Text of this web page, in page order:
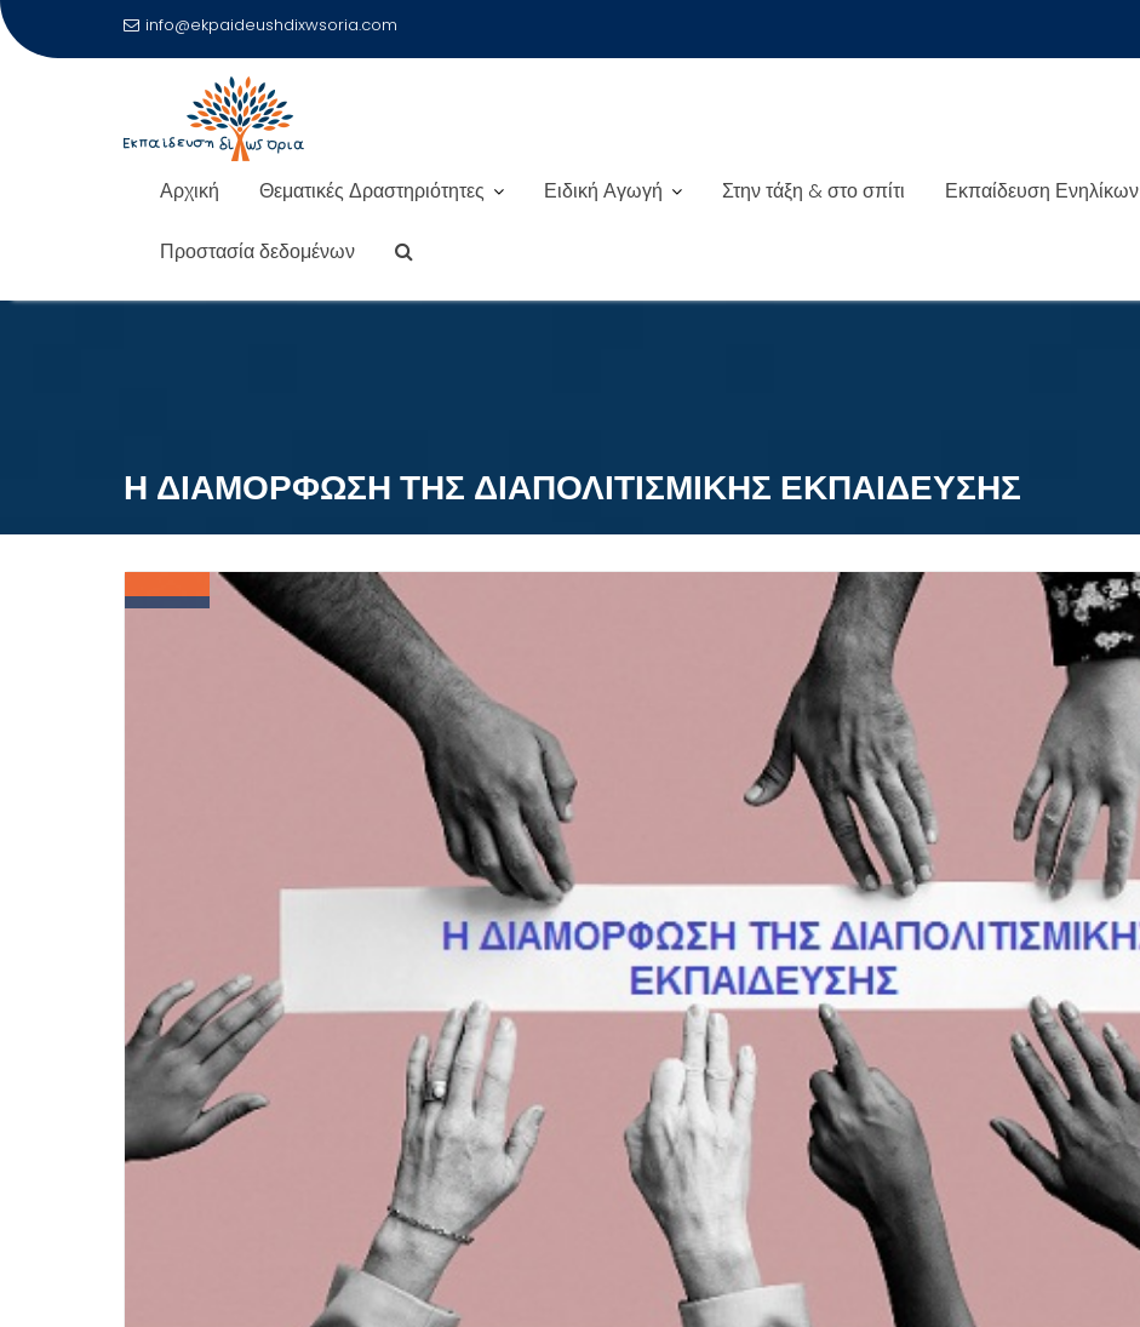
info@ekpaideushdixwsoria.com
Αρχική Θεματικές Δραστηριότητες Ειδική Αγωγή Στην τάξη & στο σπίτι Εκπαίδευση Ενηλίκων
Προστασία δεδομένων
Η ΔΙΑΜΟΡΦΩΣΗ ΤΗΣ ΔΙΑΠΟΛΙΤΙΣΜΙΚΗΣ ΕΚΠΑΙΔΕΥΣΗΣ